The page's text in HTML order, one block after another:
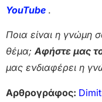
YouTube .
Ποια είναι η γνώμη
θέμα;Αφήστε μας
μας ενδιαφέρει η
Αρθρογράφος: